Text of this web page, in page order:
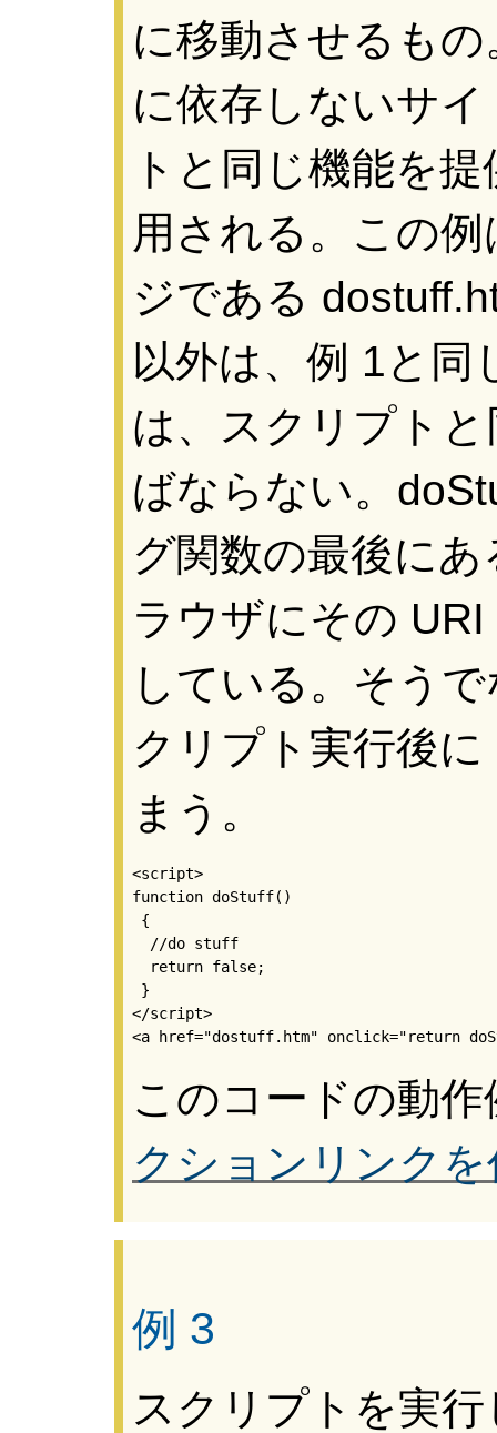
に移動させるも
に依存しないサ
トと同じ機能を
用される。この
ジである
以外は、例 1と同
は、スクリプト
ばならない。
グ関数の最後に
ラウザにその
している。そう
クリプト実行後
まう。
<script>
function doStuff()
{
  //do stuff
  return false;
}
</script>
このコードの動
クションリンクを
例 3
スクリプトを実